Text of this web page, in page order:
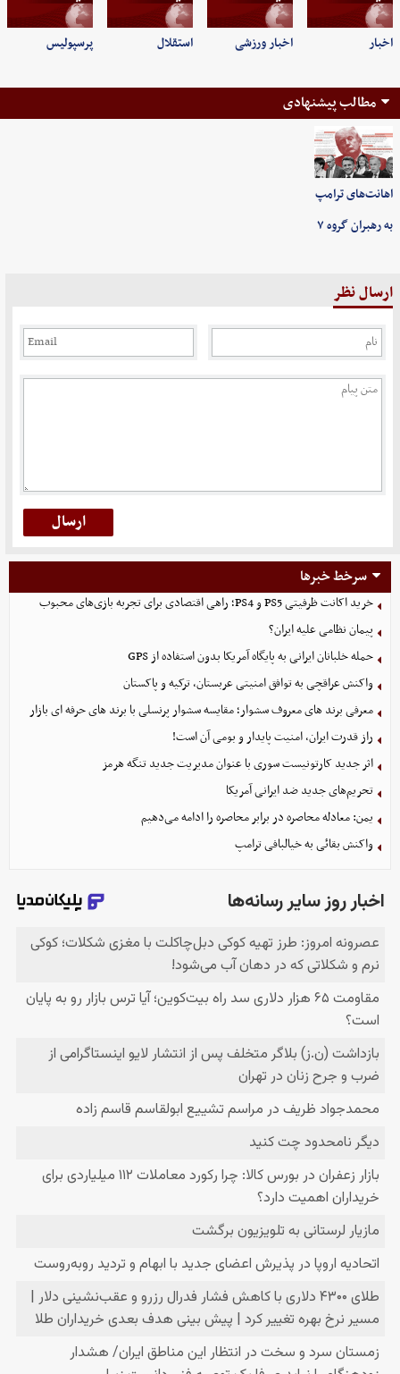
اخبار اخبار ورزشی استقلال پرسپولیس
مطالب پیشنهادی
اهانت‌های ترامپ
به رهبران گروه ۷
ارسال نظر
سرخط خبرها
خرید اکانت ظرفیتی PS5 و PS4؛ راهی اقتصادی برای تجربه بازی‌های محبوب
پیمان نظامی علیه ایران؟
حمله خلبانان ایرانی به پایگاه آمریکا بدون استفاده از GPS
واکنش عراقچی به توافق امنیتی عربستان، ترکیه و پاکستان
معرفی برند های معروف سشوار؛ مقایسه سشوار پرنسلی با برند های حرفه ای بازار
راز قدرت ایران، امنیت پایدار و بومی آن است!
اثر جدید کارتونیست سوری با عنوان مدیریت جدید تنگه هرمز
تحریم‌های جدید ضد ایرانی آمریکا
یمن: معادله محاصره در برابر محاصره را ادامه می‌دهیم
واکنش بقائی به خیالبافی ترامپ